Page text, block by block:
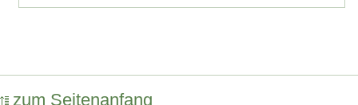
zum Seitenanfang